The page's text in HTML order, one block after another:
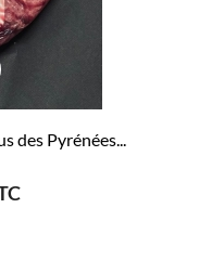
des Pyrénées...